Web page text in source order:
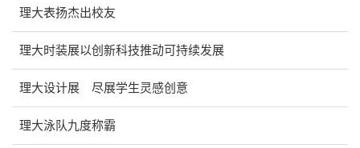
理大表扬杰出校友
理大时装展以创新科技推动可持续发展
理大设计展 尽展学生灵感创意
理大泳队九度称霸